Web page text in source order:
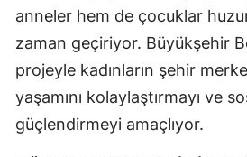
anneler hem de çocuklar
zaman geçiriyor. Büyükşehir
projeyle kadınların şehir
yaşamını kolaylaştırmayı ve
güçlendirmeyi amaçlıyor.